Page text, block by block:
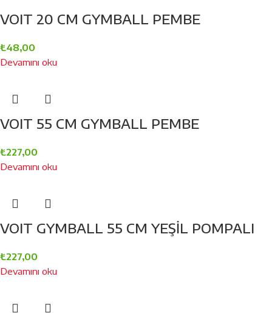
VOIT 20 CM GYMBALL PEMBE
₺48,00
Devamını oku
VOIT 55 CM GYMBALL PEMBE
₺227,00
Devamını oku
VOIT GYMBALL 55 CM YEŞİL POMPALI
₺227,00
Devamını oku